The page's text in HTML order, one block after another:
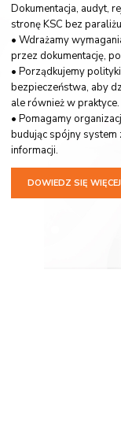
Dokumentacja, audyt,
stronę KSC bez
• Wdrażamy
przez dokumentację,
• Porządkujemy
bezpieczeństwa, aby
ale również w praktyce.
• Pomagamy
budując spójny
informacji.
DOWIEDZ SIĘ WIĘCEJ